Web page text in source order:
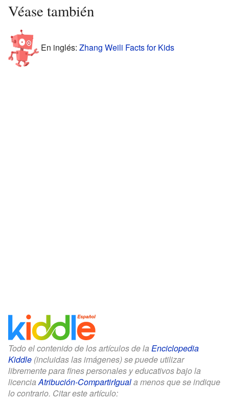
Véase también
En inglés: Zhang Weili Facts for Kids
Todo el contenido de los artículos de la Enciclopedia
Kiddle (incluidas las imágenes) se puede utilizar
libremente para fines personales y educativos bajo la
licencia Atribución-CompartirIguala menos que se indique
lo contrario. Citar este artículo: